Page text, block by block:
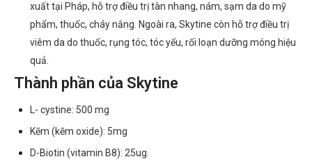
xuất tại Pháp, hỗ trợ điều trị tàn nhang, nám, sạm da do mỹ
phẩm, thuốc, cháy nắng. Ngoài ra, Skytine còn hỗ trợ điều trị
viêm da do thuốc, rụng tóc, tóc yếu, rối loạn dưỡng móng hiệu
quả.
Thành phần của Skytine
L- cystine: 500 mg
Kẽm (kẽm oxide): 5mg
D-Biotin (vitamin B8): 25ug.